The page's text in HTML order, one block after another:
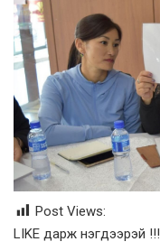
Post Views:
LIKE дарж нэгдээрэй !!!